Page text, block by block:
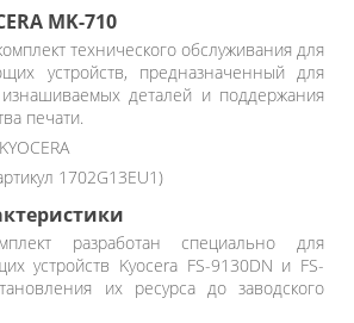
MK-710
технического обслуживания для
устройств, предназначенный для
деталей и поддержания
печати.
KYOCERA
1702G13EU1)
разработан специально для
устройств Kyocera FS-9130DN и FS-
их ресурса до заводского